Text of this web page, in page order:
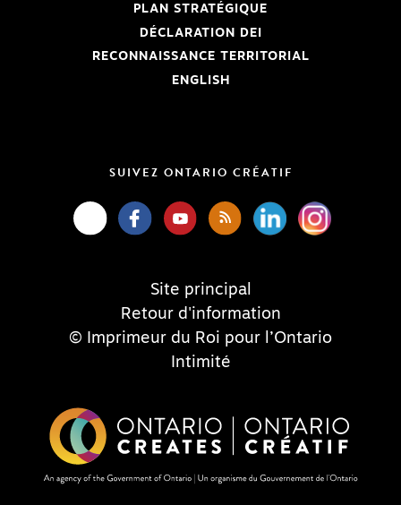
PLAN STRATÉGIQUE
DÉCLARATION DEI
RECONNAISSANCE TERRITORIAL
ENGLISH
SUIVEZ ONTARIO CRÉATIF
Site principal
Retour d'information
© Imprimeur du Roi pour l’Ontario
Intimité